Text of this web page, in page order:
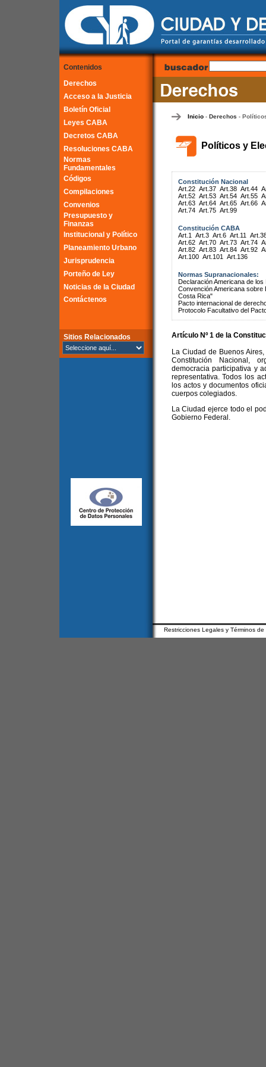
Contenidos
Derechos
Acceso a la Justicia
Boletín Oficial
Leyes CABA
Decretos CABA
Resoluciones CABA
Normas
Fundamentales
Códigos
Compilaciones
Convenios
Presupuesto y
Finanzas
Institucional y Político
Planeamiento Urbano
Jurisprudencia
Porteño de Ley
Noticias de la Ciudad
Contáctenos
Sitios Relacionados
Inicio- Derechos -
Políticos y
Constitución Nacional
Art.22 Art.37 Art.38 Art.44
Art.52 Art.53 Art.54 Art.55
Art.63 Art.64 Art.65 Art.66
Art.74 Art.75 Art.99
Constitución CABA
Art.1
Art.3 Art.6 Art.11
Art.62 Art.70 Art.73 Art.74
Art.82 Art.83 Art.84 Art.92
Art.100 Art.101 Art.136
Normas Supranacionales:
Declaración Americana de
Convención Americana
Costa Rica"
Pacto internacional de
Protocolo Facultativo del
Artículo Nº 1 de la
La Ciudad de Buenos
Constitución Nacional,
democracia participativa y
representativa. Todos los
los actos y documentos
cuerpos colegiados.
La Ciudad ejerce todo el
Gobierno Federal.
Restricciones Legales y Términos de